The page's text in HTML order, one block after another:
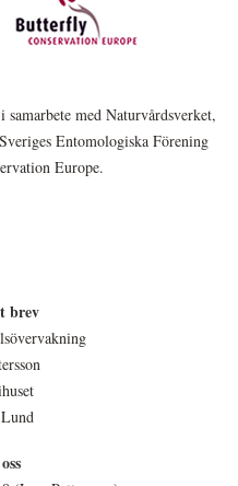
med Naturvårdsverket,
Entomologiska Förening
Europe.
brev